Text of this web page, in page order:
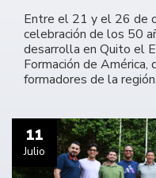
Entre el 21 y el 26 de
celebración de los 50
desarrolla en Quito el
Formación de América,
formadores de la región.
11
Julio